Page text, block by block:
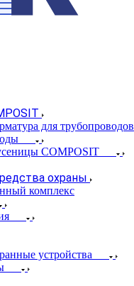
для трубопроводов
COMPOSIT
охраны
комплекс
устройства